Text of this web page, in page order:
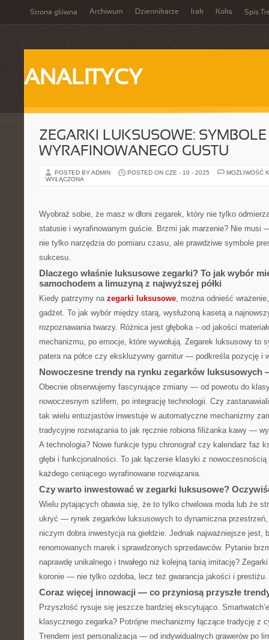
Strona główna Archiwum Dziennikarze Irak Koks Spis
ANALITYCY
ZEGARKI LUKSUSOWE:
WYRAFINOWANEGO GUSTU
POSTED BY ADMIN POSTED ON CZE - 10 - 2025
MOŻLIWOŚĆ
WYŁĄCZONA
Wyobraź sobie, że masz w dłoni zegarek, który nie tylko
statusie i wyrafinowanym guście. Brzmi jak marzenie? Nie musi
nie tylko narzędzia do pomiaru czasu, ale prawdziwe symbole
sukcesu.
Dlaczego właśnie luksusowe zegarki? To jak wybór
samochodem a limuzyną z najwyższej półki
Kiedy patrzymy na zegarki luksusowe, można odnieść
gadżet. To jak wybór między starą, wysłużoną kasetą a
rozpoznawania twarzy. Różnica jest głęboka – od jakości
mechanizmu, po emocje, które wywołują. Zegarek luksusowy to
patera na półce czy ekskluzywny garnitur — podkreśla pozycję i
Nowoczesne trendy na rynku zegarków luksusowych
Obecnie obserwujemy fascynujące zmiany — od powrotu do
nowoczesnym szlifem, po integrację technologii. Czy
tak wielu entuzjastów inwestuje w automatyczne mechanizmy
tradycyjne rozwiązania to jak ręcznie robiona filiżanka kawy —
A technologia? Nowe funkcje typu chronograf czy kalendarz faz
głębi i funkcjonalności. To jak łączenie klasyki z
każdego ceniącego wyrafinowane rozwiązania.
Czy warto inwestować w zegarki luksusowe?
Wielu pytających obawia się, że to tylko chwilowa moda lub że
ukryć — rynek zegarków luksusowych to dynamiczna
niczym dobra inwestycja na giełdzie. Jednak najważniejsze jest,
renomowanych marek i sprawdzonych sprzedawców. Pytanie
naprawdę unikalnego i trwałego niż kolejną tanią imitację?
koronie — nie tylko ozdoba, lecz też gwarancja jakości i prestiżu.
Coraz więcej innowacji — co przyniosą przyszłe
Przyszłość rysuje się jeszcze bardziej ekscytująco.
klasycznego zegarka? Potrójne mechanizmy łączące tradycję z
Trendem jest personalizacja — od indywidualnych grawerów po